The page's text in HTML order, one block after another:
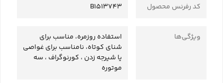
کد رفرنس محصول B1513743
ویژگی‌ها
استفاده روزمره، مناسب برای
شنای کوتاه، نامناسب برای غواصی
یا شیرجه زدن ، کورنوگراف ، سه
موتوره